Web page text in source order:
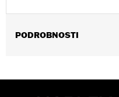
PODROBNOSTI
Collection:Genuine